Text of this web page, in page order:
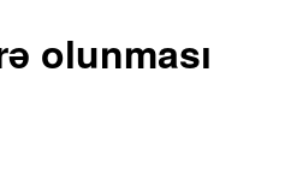
olunması